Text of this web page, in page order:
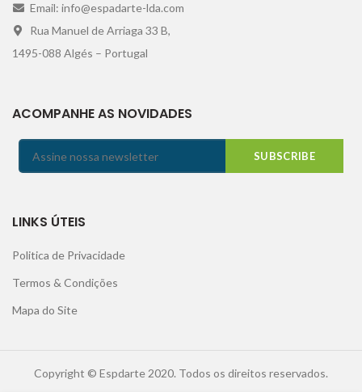
Email: info@espadarte-lda.com
Rua Manuel de Arriaga 33 B,
1495-088 Algés – Portugal
ACOMPANHE AS NOVIDADES
LINKS ÚTEIS
Politica de Privacidade
Termos & Condições
Mapa do Site
Copyright © Espdarte 2020. Todos os direitos reservados.